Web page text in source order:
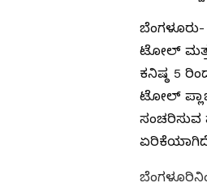
ಟೋಲ್
ಕನಿಷ್ಠ 5
ಟೋಲ್